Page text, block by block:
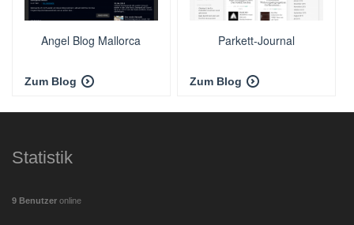
Angel Blog Mallorca
Zum Blog
Parkett-Journal
Zum Blog
Statistik
9 Benutzer online